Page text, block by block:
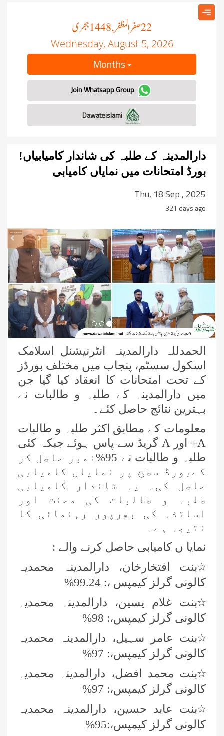
22صفر المظفر, 1448 ہجری
Wednesday, August 5, 2026
Months
Join Whatsapp Group
دارالمدینہ کے طلبہ کی شاندار کامیابیاں!
بورڈ امتحانات میں نمایاں کامیابی
Thu, 18 Sep , 2025
321 days ago
Next
الحمدللہ دارالمدینہ انٹرنیشنل اسلامک
اسکول سسٹم، پنجاب میں مختلف بورڈز
کے تحت امتحانات کا انعقاد کیا گیا جن
میں دارالمدینہ کے طلبہ و طالبات نے
بہترین نتائج حاصل کئے۔
معلومات کے مطابق اکثر طلبہ و طالبات
A+ اور A گریڈ سے پاس ہوئے جبکہ کئی
طلبہ و طالبات نے 95%نمبر حاصل کر
کےبورڈ سطح پر نمایاں کامیابی
حاصل کی۔ یہ شاندار کامیابی
طلبہ و طالبات کی محنت اور
اساتذہ کی بھرپور رہنمائی کا
نتیجہ ہے۔
نمایا ں کامیابی حاصل کرنے والے :
٭بنت افتخارخان، دارالمدینہ محمدیہ
کالونی گرلز کیمپس ،: 99.24%
٭بنت غلام یسین، دارالمدینہ محمدیہ
کالونی گرلز کیمپس،: 98%
٭بنت عامر سہیل، دارالمدینہ محمدیہ
کالونی گرلز کیمپس،: 97%
٭بنت محمد افضل، دارالمدینہ محمدیہ
کالونی گرلز کیمپس،: 97%
٭بنت عابد حسین، دارالمدینہ محمدیہ
کالونی گرلز کیمپس،:95%